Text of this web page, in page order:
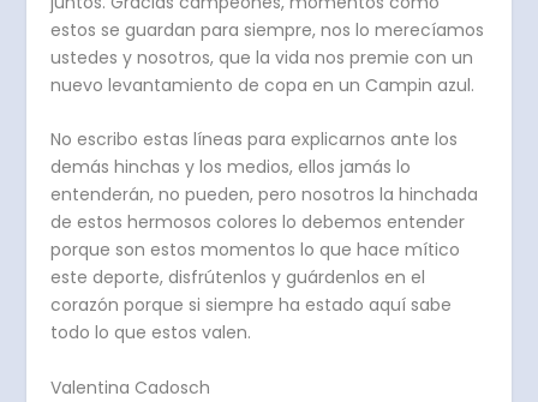
estos se guardan para siempre, nos lo merecíamos
ustedes y nosotros, que la vida nos premie con un
nuevo levantamiento de copa en un Campin azul.
No escribo estas líneas para explicarnos ante los
demás hinchas y los medios, ellos jamás lo
entenderán, no pueden, pero nosotros la hinchada
de estos hermosos colores lo debemos entender
porque son estos momentos lo que hace mítico
este deporte, disfrútenlos y guárdenlos en el
corazón porque si siempre ha estado aquí sabe
todo lo que estos valen.
Valentina Cadosch